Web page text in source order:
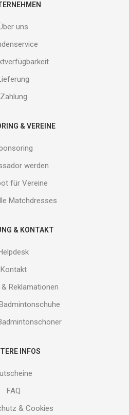
uns
Zahlung
& VEREINE
werden
für Vereine
Matchdresses
& KONTAKT
Kontakt
Reklamationen
INFOS
FAQ
& Cookies